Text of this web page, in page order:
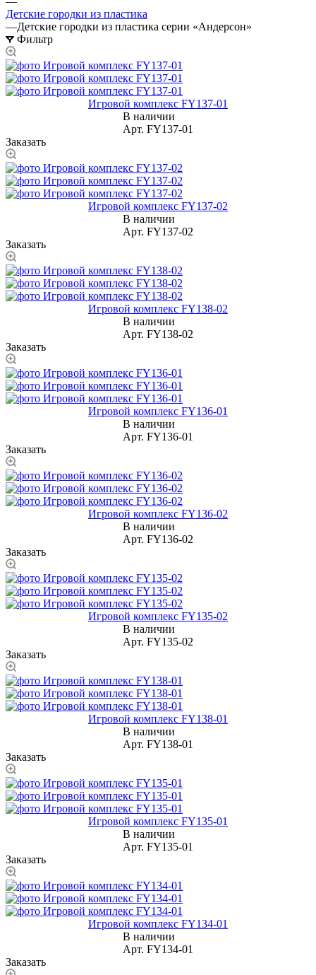
Детские городки из пластика
—Детские городки из пластика серии «Андерсон»
Фильтр
Игровой комплекс FY137-01
В наличии
Арт. FY137-01
Заказать
Игровой комплекс FY137-02
В наличии
Арт. FY137-02
Заказать
Игровой комплекс FY138-02
В наличии
Арт. FY138-02
Заказать
Игровой комплекс FY136-01
В наличии
Арт. FY136-01
Заказать
Игровой комплекс FY136-02
В наличии
Арт. FY136-02
Заказать
Игровой комплекс FY135-02
В наличии
Арт. FY135-02
Заказать
Игровой комплекс FY138-01
В наличии
Арт. FY138-01
Заказать
Игровой комплекс FY135-01
В наличии
Арт. FY135-01
Заказать
Игровой комплекс FY134-01
В наличии
Арт. FY134-01
Заказать